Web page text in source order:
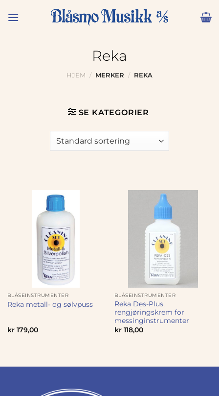
Reka
HJEM / MERKER / REKA
SE KATEGORIER
BLÅSEINSTRUMENTER
Reka metall- og sølvpuss
kr179,00
BLÅSEINSTRUMENTER
Reka Des-Plus,
rengjøringskrem for
messinginstrumenter
kr118,00